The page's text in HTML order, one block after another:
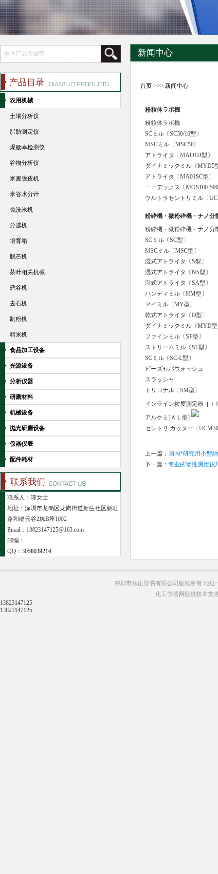
新闻中心
首页>>> 新闻中心
粉粒体ラボ機
粉粒体ラボ機
SCミル〔SC50/16型〕
MSCミル〔MSC50〕
アトライタ〔MAO1D型〕
ダイナミックミル〔MYD5
アトライタ〔MA01SC型〕
ニーデックス〔MOS100-
ウルトラセントリミル〔
粉砕機・微粉砕機・ナノ分
粉砕機・微粉砕機・ナノ分
SCミル〔SC型〕
MSCミル〔MSC型〕
湿式アトライタ〔S型〕
湿式アトライタ〔NS型〕
湿式アトライタ〔SA型〕
ハンディミル〔HM型〕
マイミル〔MY型〕
乾式アトライタ〔D型〕
ダイナミックミル〔MYD
ファインミル〔SF型〕
ストリームミル〔ST型〕
SCミル〔SC-L型〕
ビーズセパウォッシュ
スラッシャ
トリゴナル〔SM型〕
インライン粒度測定器［Ｉ
アルケミ[ＡＬ型]
セントリ カッター〔
上一篇： 国内*研究用小型
下一篇： 专业的物性测定仪
产品目录
农用机械
土壤分析仪
脂肪测定仪
爆腰率检测仪
谷物分析仪
米麦脱皮机
米谷水分计
免洗米机
分选机
培育箱
脱芒机
茶叶相关机械
砻谷机
去石机
制粉机
精米机
食品加工设备
光源设备
分析仪器
研磨材料
机械设备
抛光研磨设备
仪器仪表
配件耗材
联系我们
联系人：谭女士
地址：深圳市龙岗区龙岗街道新生社区新旺
路和健云谷2栋B座1002
Email：13823147125@163.com
邮编：
QQ： 3058039214
深圳市秋山贸易有限公司版权所有 地址
化工仪器网提供技术支
13823147125
13823147125